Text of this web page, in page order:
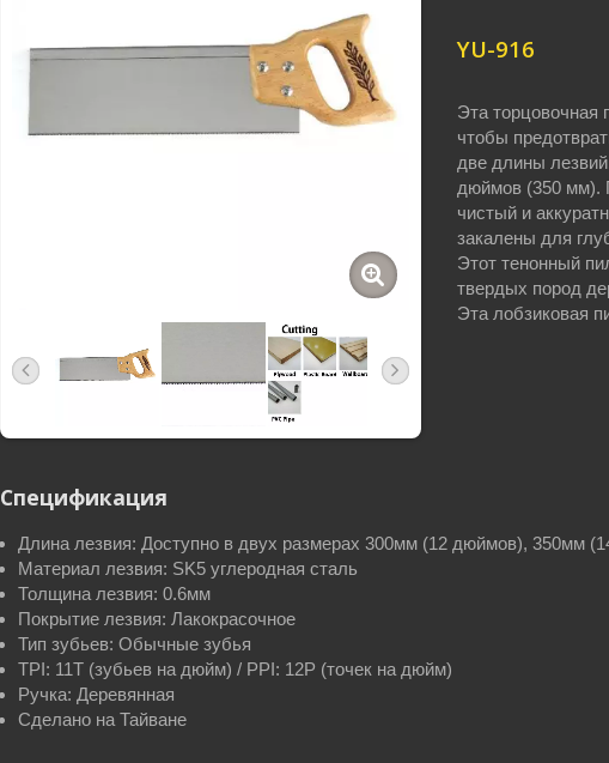
YU-916
Эта торцовочная
чтобы
две длины
дюймов (350 мм).
чистый и
закалены для
Этот тенонный
твердых пород
Эта лобзиковая
Спецификация
Длина лезвия: Доступно в двух размерах 300мм (12 дюймов), 350мм
Материал лезвия: SK5 углеродная сталь
Толщина лезвия: 0.6мм
Покрытие лезвия: Лакокрасочное
Тип зубьев: Обычные зубья
TPI: 11T (зубьев на дюйм) / PPI: 12P (точек на дюйм)
Ручка: Деревянная
Сделано на Тайване